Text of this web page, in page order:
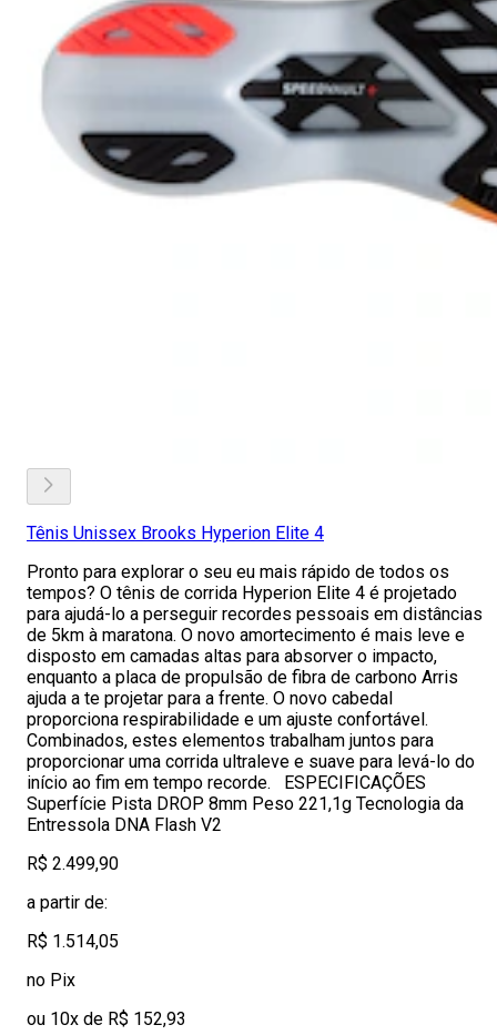
Tênis Unissex Brooks Hyperion Elite 4
Pronto para explorar o seu eu mais rápido de todos os
tempos? O tênis de corrida Hyperion Elite 4 é projetado
para ajudá-lo a perseguir recordes pessoais em distâncias
de 5km à maratona. O novo amortecimento é mais leve e
disposto em camadas altas para absorver o impacto,
enquanto a placa de propulsão de fibra de carbono Arris
ajuda a te projetar para a frente. O novo cabedal
proporciona respirabilidade e um ajuste confortável.
Combinados, estes elementos trabalham juntos para
proporcionar uma corrida ultraleve e suave para levá-lo do
início ao fim em tempo recorde. ESPECIFICAÇÕES
Superfície Pista DROP 8mm Peso 221,1g Tecnologia da
Entressola DNA Flash V2
R$ 2.499,90
a partir de:
R$ 1.514,05
no Pix
ou 10x de R$ 152,93